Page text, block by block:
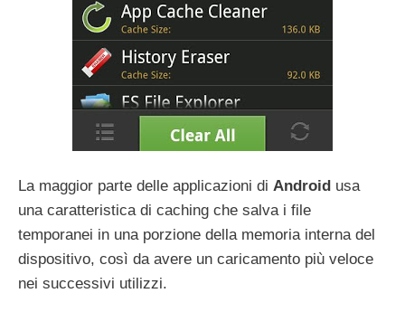
La maggior parte delle applicazioni di Android usa
una caratteristica di caching che salva i file
temporanei in una porzione della memoria interna del
dispositivo, così da avere un caricamento più veloce
nei successivi utilizzi.